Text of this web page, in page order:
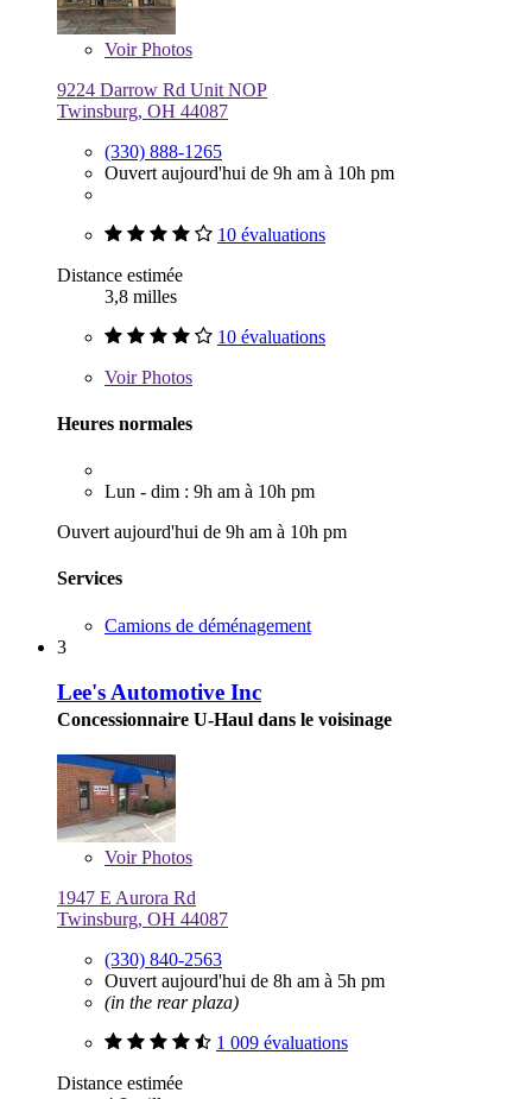
VoirPhotos
9224 Darrow Rd Unit NOP
Twinsburg, OH 44087
(330) 888-1265
Ouvert aujourd'hui de 9h am à 10h pm
10 évaluations
Distance estimée
3,8 milles
10 évaluations
VoirPhotos
Heures normales
Lun - dim : 9h am à 10h pm
Ouvert aujourd'hui de 9h am à 10h pm
Services
Camions de déménagement
3
Lee's Automotive Inc
Concessionnaire U-Haul dans le voisinage
VoirPhotos
1947 E Aurora Rd
Twinsburg, OH 44087
(330) 840-2563
Ouvert aujourd'hui de 8h am à 5h pm
(in the rear plaza)
1 009 évaluations
Distance estimée